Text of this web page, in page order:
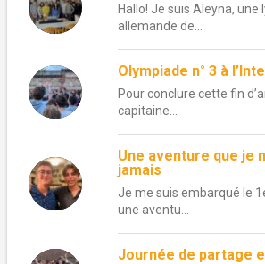
Hallo! Je suis Aleyna, une
allemande de...
Olympiade n° 3 à
Pour conclure cette fin
capitaine...
Une aventure que je
jamais
Je me suis embarqué le
une aventu...
Journée de partage